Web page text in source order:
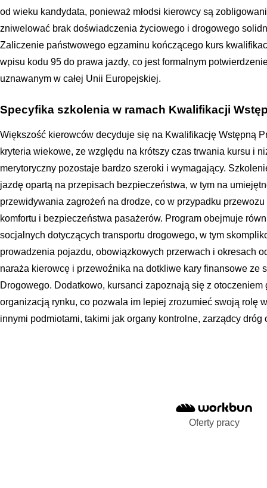
od wieku kandydata, ponieważ młodsi kierowcy są
zniwelować brak doświadczenia życiowego i drogowego
Zaliczenie państwowego egzaminu kończącego kurs
wpisu kodu 95 do prawa jazdy, co jest formalnym
uznawanym w całej Unii Europejskiej.
Specyfika szkolenia w ramach Kwalifikacji
Większość kierowców decyduje się na Kwalifikację Wstępną
kryteria wiekowe, ze względu na krótszy czas trwania kursu i
merytoryczny pozostaje bardzo szeroki i wymagający.
jazdę opartą na przepisach bezpieczeństwa, w tym na
przewidywania zagrożeń na drodze, co w przypadku
komfortu i bezpieczeństwa pasażerów. Program obejmuje
socjalnych dotyczących transportu drogowego, w tym
prowadzenia pojazdu, obowiązkowych przerwach i okresach
naraża kierowcę i przewoźnika na dotkliwe kary finansowe ze
Drogowego. Dodatkowo, kursanci zapoznają się z
organizacją rynku, co pozwala im lepiej zrozumieć swoją rolę
innymi podmiotami, takimi jak organy kontrolne, zarządcy dróg
Oferty pracy